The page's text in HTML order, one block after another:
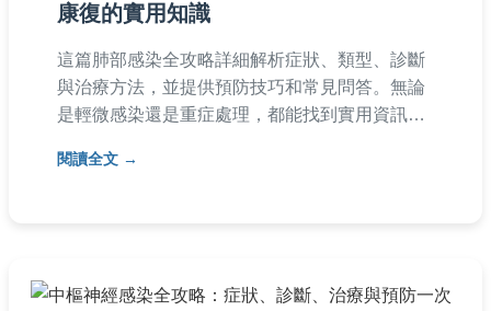
康復的實用知識
這篇肺部感染全攻略詳細解析症狀、類型、診斷
與治療方法，並提供預防技巧和常見問答。無論
是輕微感染還是重症處理，都能找到實用資訊，
閱讀全文